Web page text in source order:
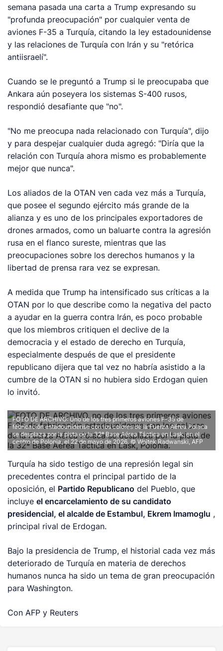
semana pasada una carta a Trump expresando su
"profunda preocupación" por cualquier venta de
aviones F-35 a Turquía, citando la ley estadounidense
y las relaciones de Turquía con Irán y su "retórica
antiisraelí".
Cuando se le preguntó a Trump si le preocupaba que
Ankara aún poseyera los sistemas S-400 rusos,
respondió desafiante que "no".
"No me preocupa nada relacionado con Turquía", dijo
y para despejar cualquier duda agregó: "Diría que la
relación con Turquía ahora mismo es probablemente
mejor que nunca".
Los aliados de la OTAN ven cada vez más a Turquía,
que posee el segundo ejército más grande de la
alianza y es uno de los principales exportadores de
drones armados, como un baluarte contra la agresión
rusa en el flanco sureste, mientras que las
preocupaciones sobre los derechos humanos y la
libertad de prensa rara vez se expresan.
A medida que Trump ha intensificado sus críticas a la
OTAN por lo que describe como la negativa del pacto
a ayudar en la guerra contra Irán, es poco probable
que los miembros critiquen el declive de la
democracia y el estado de derecho en Turquía,
especialmente después de que el presidente
republicano dijera que tal vez no habría asistido a la
cumbre de la OTAN si no hubiera sido Erdogan quien
lo invitó.
FOTO DE ARCHIVO: Uno de los tres primeros aviones F-35 de
fabricación estadounidense con los colores de la Fuerza Aérea Polaca
se desplaza por la pista de la 32ª Base Aérea Táctica en Lask, en el
centro de Polonia, el 22 de mayo de 2026. © Wojtek Radwanski, AFP
Turquía ha sido testigo de una represión legal sin
precedentes contra el principal partido de la
oposición, el Partido Republicano del Pueblo, que
incluyeel encarcelamiento de su candidato
presidencial, el alcalde de Estambul, Ekrem Imamoglu ,
principal rival de Erdogan.
Bajo la presidencia de Trump, el historial cada vez más
deteriorado de Turquía en materia de derechos
humanos nunca ha sido un tema de gran preocupación
para Washington.
Con AFP y Reuters